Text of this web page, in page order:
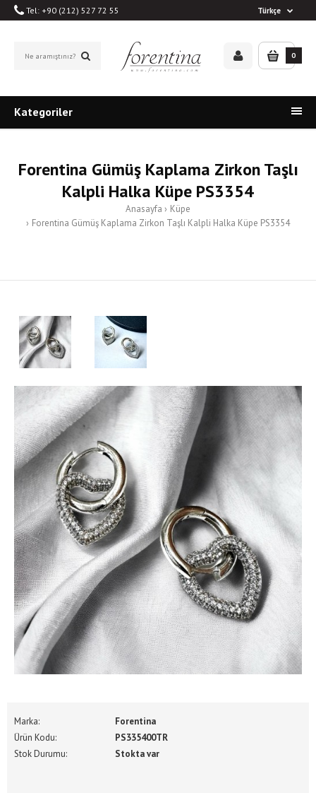
Tel: +90 (212) 527 72 55 Türkçe
0
Kategoriler
Forentina Gümüş Kaplama Zirkon Taşlı
Kalpli Halka Küpe PS3354
Anasayfa
Küpe
Forentina Gümüş Kaplama Zirkon Taşlı Kalpli Halka Küpe PS3354
Marka:
Forentina
Ürün Kodu:
PS335400TR
Stok Durumu:
Stokta var